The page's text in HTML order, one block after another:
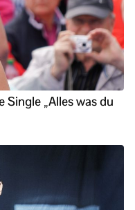
„Alles was du